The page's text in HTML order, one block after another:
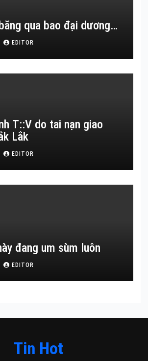
qua bao đại dương…
EDITOR
T::V do tai nạn giao
Lắk
EDITOR
đang um sùm luôn
EDITOR
Tin Hot